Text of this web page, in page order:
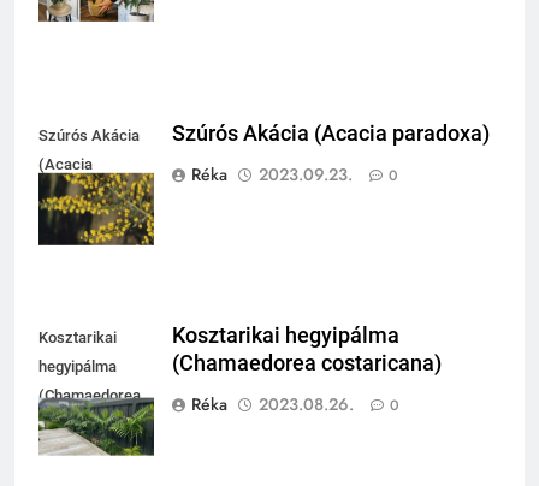
Szúrós Akácia
(Acacia
paradoxa)
Szúrós Akácia (Acacia paradoxa)
Réka
2023.09.23. 0
Kosztarikai
hegyipálma
(Chamaedorea
costaricana)
Kosztarikai hegyipálma
(Chamaedorea costaricana)
Réka
2023.08.26. 0